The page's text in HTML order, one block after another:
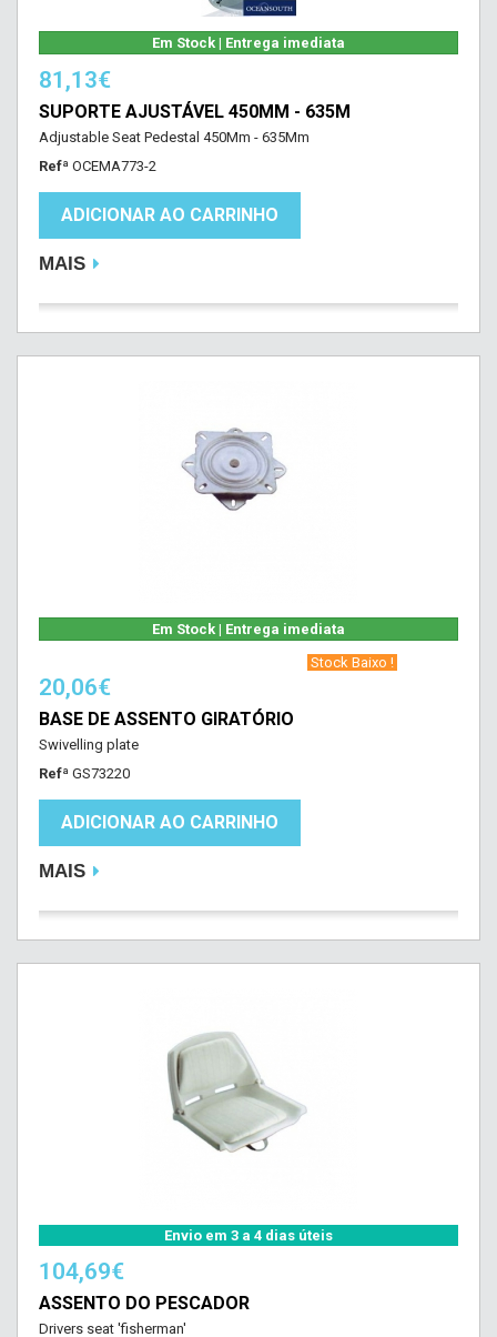
Em Stock | Entrega imediata
81,13€
SUPORTE AJUSTÁVEL 450MM - 635M
Adjustable Seat Pedestal 450Mm - 635Mm
Refª OCEMA773-2
ADICIONAR AO CARRINHO
MAIS
Em Stock | Entrega imediata
‎ Stock Baixo !‎ ‎
20,06€
BASE DE ASSENTO GIRATÓRIO
Swivelling plate
Refª GS73220
ADICIONAR AO CARRINHO
MAIS
Envio em 3 a 4 dias úteis
104,69€
ASSENTO DO PESCADOR
Drivers seat 'fisherman'